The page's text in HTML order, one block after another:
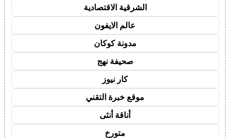
الشرقية الاقتصادية
عالم الايفون
مدونة كوكان
صحيفة نهج
كار نيوز
موقع خبرة التقني
أناقة أنثى
متورخ